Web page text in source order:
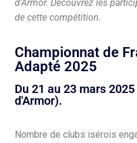
d’Armor. Découvrez les
de cette compétition.
Championnat de
Adapté 2025
Du 21 au 23 mars
d'Armor).
Nombre de clubs isérois